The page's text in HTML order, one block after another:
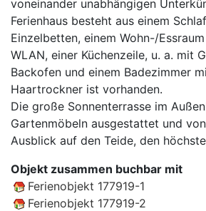
voneinander unabhängigen
Ferienhaus besteht aus einem
Einzelbetten, einem Wohn-/
WLAN, einer Küchenzeile, u. a. mit
Backofen und einem Badezimmer
Haartrockner ist vorhanden.
Die große Sonnenterrasse im
Gartenmöbeln ausgestattet und
Ausblick auf den Teide, den
Objekt zusammen buchbar mit
Ferienobjekt 177919-1
Ferienobjekt 177919-2